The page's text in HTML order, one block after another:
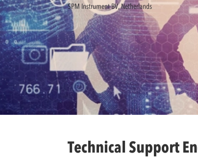
SPM Instrument BV, Netherlands
Technical Support